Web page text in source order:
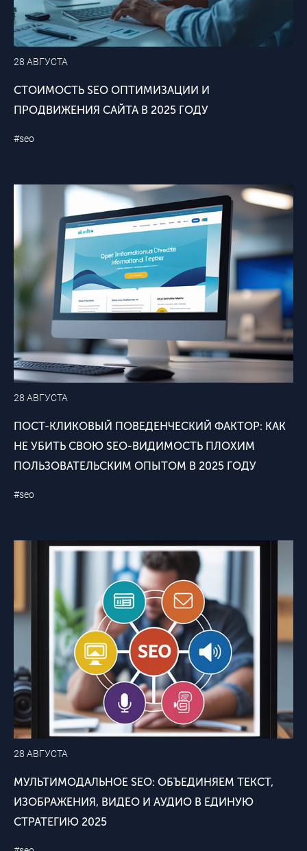
28 АВГУСТА
СТОИМОСТЬ SEO ОПТИМИЗАЦИИ И
ПРОДВИЖЕНИЯ САЙТА В 2025 ГОДУ
#seo
28 АВГУСТА
ПОСТ-КЛИКОВЫЙ ПОВЕДЕНЧЕСКИЙ ФАКТОР: КАК
НЕ УБИТЬ СВОЮ SEO-ВИДИМОСТЬ ПЛОХИМ
ПОЛЬЗОВАТЕЛЬСКИМ ОПЫТОМ В 2025 ГОДУ
#seo
28 АВГУСТА
МУЛЬТИМОДАЛЬНОЕ SEO: ОБЪЕДИНЯЕМ ТЕКСТ,
ИЗОБРАЖЕНИЯ, ВИДЕО И АУДИО В ЕДИНУЮ
СТРАТЕГИЮ 2025